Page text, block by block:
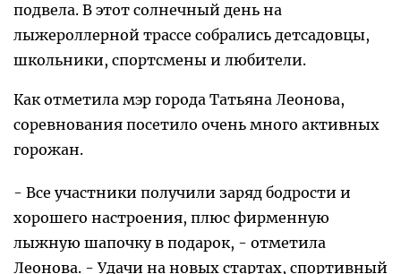
подвела. В этот солнечный день на
лыжероллерной трассе собрались детсадовцы,
школьники, спортсмены и любители.
Как отметила мэр города Татьяна Леонова,
соревнования посетило очень много активных
горожан.
- Все участники получили заряд бодрости и
хорошего настроения, плюс фирменную
лыжную шапочку в подарок, - отметила
Леонова. - Удачи на новых стартах, спортивный